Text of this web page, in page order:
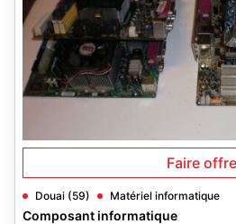
Faire offre
Douai (59) Matériel informatique
Composant informatique